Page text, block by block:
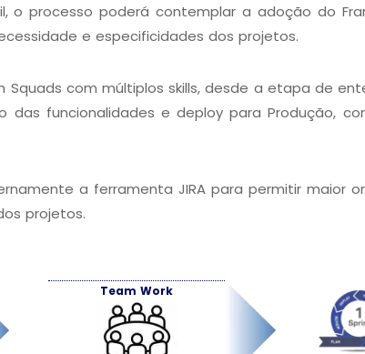
processo poderá contemplar a adoção do
e especificidades dos projetos.
com múltiplos skills, desde a etapa de
funcionalidades e deploy para Produção,
a ferramenta JIRA para permitir maior
projetos.
Team Work